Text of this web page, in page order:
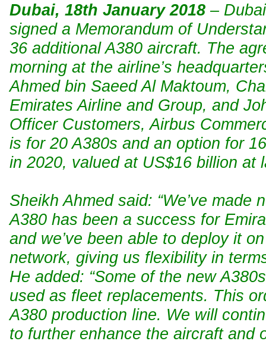
Dubai, 18th January 2018 –
signed a Memorandum of
36 additional A380 aircraft. The
morning at the airline’s
Ahmed bin Saeed Al Maktoum,
Emirates Airline and Group, and
Officer Customers, Airbus
is for 20 A380s and an option for
in 2020, valued at US$16 billion at
Sheikh Ahmed said: “We’ve
A380 has been a success for
and we’ve been able to deploy it
network, giving us flexibility in
He added: “Some of the new
used as fleet replacements. This
A380 production line. We will
to further enhance the aircraft and